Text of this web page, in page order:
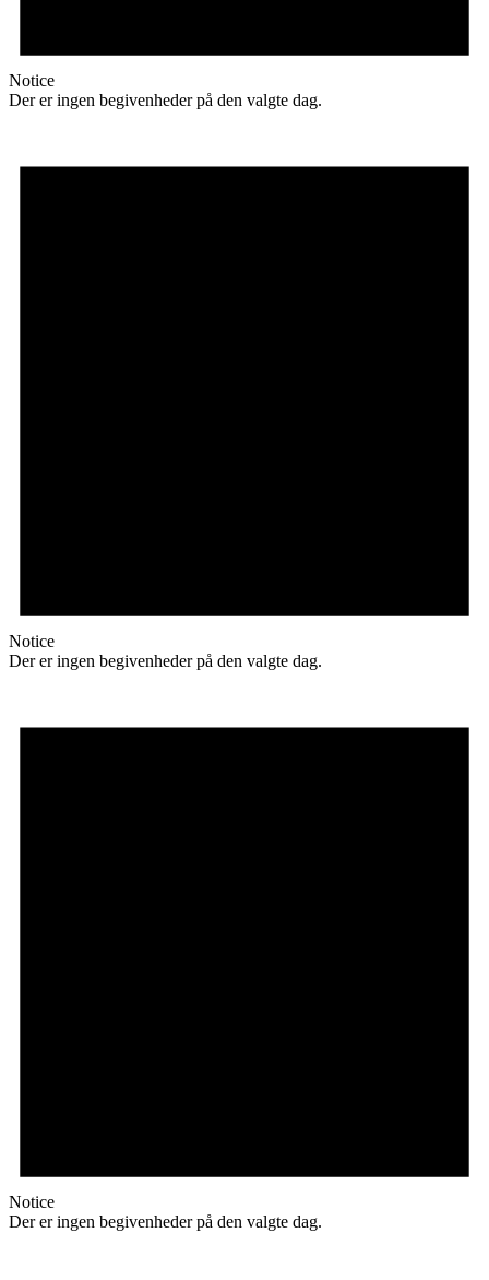
Notice
Der er ingen begivenheder på den valgte dag.
Notice
Der er ingen begivenheder på den valgte dag.
Notice
Der er ingen begivenheder på den valgte dag.